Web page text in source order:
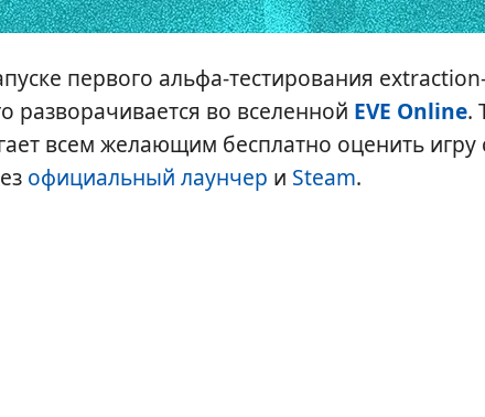
первого альфа-тестирования
разворачивается во вселенной EVE Online.
всем желающим бесплатно оценить игру
официальный лаунчер и Steam.